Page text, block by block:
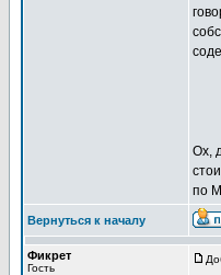
Ох,
по
Вернуться к началу
Фикрет
Гость